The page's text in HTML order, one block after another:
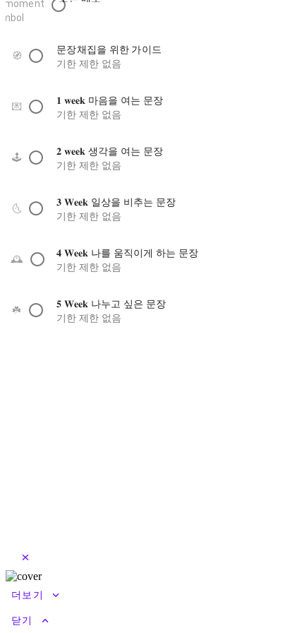
🧭
문장채집을 위한 가이드
기한 제한 없음
💌
𝟏 𝐰𝐞𝐞𝐤 마음을 여는 문장
기한 제한 없음
🕹️
𝟐 𝐰𝐞𝐞𝐤 생각을 여는 문장
기한 제한 없음
🌜️
𝟑 𝐖𝐞𝐞𝐤 일상을 비추는 문장
기한 제한 없음
🕰️
𝟒 𝐖𝐞𝐞𝐤 나를 움직이게 하는 문장
기한 제한 없음
☘️
𝟓 𝐖𝐞𝐞𝐤 나누고 싶은 문장
기한 제한 없음
close
더보기 keyboard_arrow_down
닫기 keyboard_arrow_up